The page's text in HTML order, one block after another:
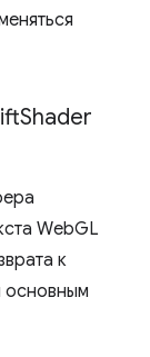
Shader
WebGL
к
основным